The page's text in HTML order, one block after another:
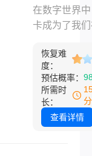
南，帮助您
藏的相机SD
程 删除的
频文件文件
快速恢复数
小妙招！
在数字世界
卡成为了我
体文件的重
体。然而，
操作、病毒
系统故障等
我们可能会
恢复难
度：
预估概率：
所需时
长：
查看详情